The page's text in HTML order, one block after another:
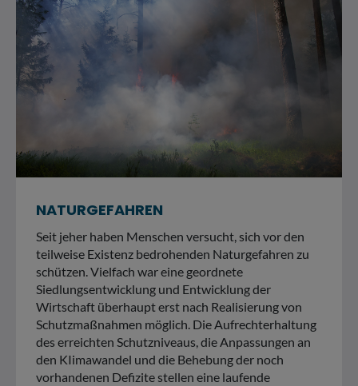
NATURGEFAHREN
Seit jeher haben Menschen versucht, sich vor den
teilweise Existenz bedrohenden Naturgefahren zu
schützen. Vielfach war eine geordnete
Siedlungsentwicklung und Entwicklung der
Wirtschaft überhaupt erst nach Realisierung von
Schutzmaßnahmen möglich. Die Aufrechterhaltung
des erreichten Schutzniveaus, die Anpassungen an
den KIimawandel und die Behebung der noch
vorhandenen Defizite stellen eine laufende